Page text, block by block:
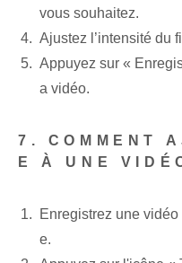
vous souhaitez.
Ajustez l’intensité du
Appuyez sur «
a vidéo.
7. COMMENT
E À UNE
Enregistrez une
e.